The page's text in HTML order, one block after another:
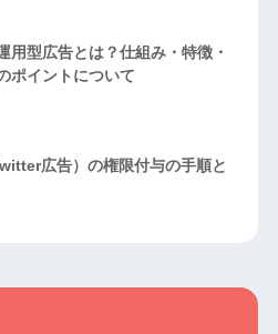
用型広告とは？仕組み・特徴・
ポイントについて
広告）の権限付与の手順と